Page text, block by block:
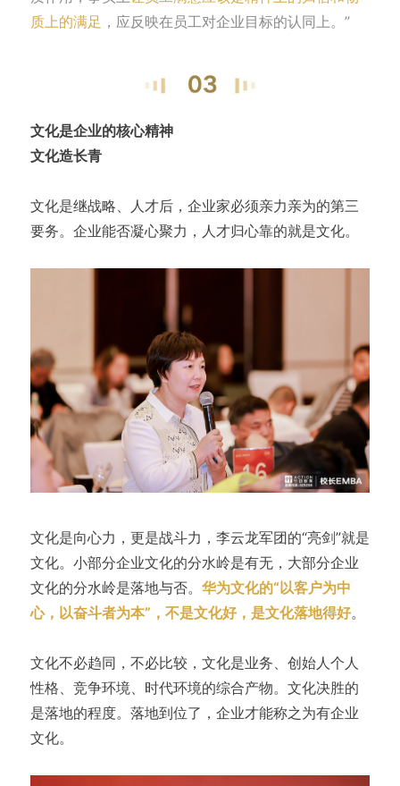
质上的满足 ，应反映在员工对企业目标的认同上。”
文化是企业的核心精神
文化造长青
文化是继战略、人才后，企业家必须亲力亲为的第三
要务。企业能否凝心聚力，人才归心靠的就是文化。
文化是向心力，更是战斗力，李云龙军团的“亮剑”就是
文化。小部分企业文化的分水岭是有无，大部分企业
文化的分水岭是落地与否。 华为文化的“以客户为中
心，以奋斗者为本”，不是文化好，是文化落地得好。
文化不必趋同，不必比较，文化是业务、创始人个人
性格、竞争环境、时代环境的综合产物。文化决胜的
是落地的程度。落地到位了，企业才能称之为有企业
文化。